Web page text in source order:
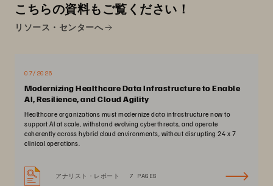
こちらの資料もご覧ください！
リソース・センターへ
07/2026
Modernizing Healthcare Data Infrastructure to Enable
AI, Resilience, and Cloud Agility
Healthcare organizations must modernize data infrastructure now to
support AI at scale, withstand evolving cyberthreats, and operate
coherently across hybrid cloud environments, without disrupting 24 x 7
clinical operations.
アナリスト・レポート 7 PAGES